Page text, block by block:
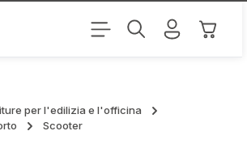
principale Il
per l'edilizia e l'officina
Scooter